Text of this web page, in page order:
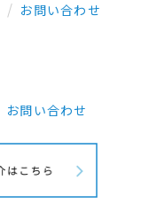
お問い合わせ
お問い合わせ